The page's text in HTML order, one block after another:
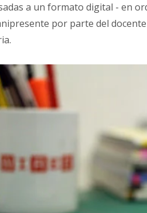
a un formato digital - en
por parte del